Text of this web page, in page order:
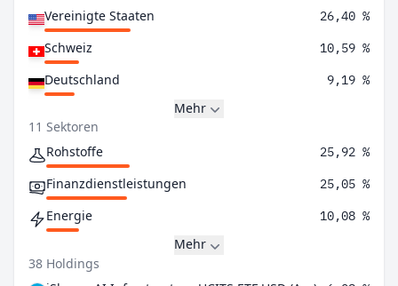
Vereinigte Staaten
26,40 %
Schweiz 10,59 %
Deutschland 9,19 %
Mehr
11 Sektoren
Rohstoffe
25,92 %
Finanzdienstleistungen 25,05 %
Energie 10,08 %
Mehr
38 Holdings